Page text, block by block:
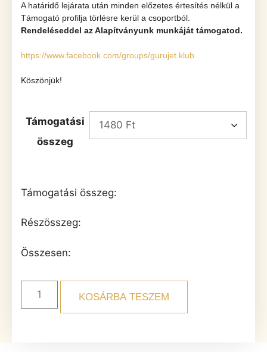
A határidő lejárata után minden előzetes értesítés nélkül a
Támogató profilja törlésre kerül a csoportból.
Rendeléseddel az Alapítványunk munkáját támogatod.
https://www.facebook.com/groups/gurujet.klub
Köszönjük!
Támogatási
összeg
Támogatási összeg:
Részösszeg:
Összesen:
KOSÁRBA TESZEM